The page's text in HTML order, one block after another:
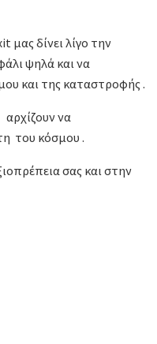
μας δίνει λίγο την
ψηλά και να
και της καταστροφής .
αρχίζουν να
του κόσμου .
σας και στην